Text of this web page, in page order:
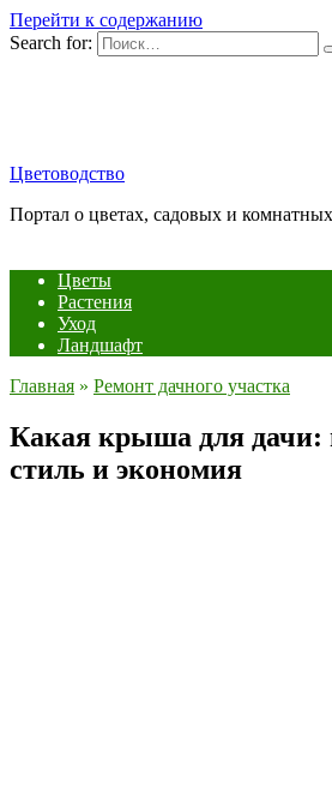
Перейти к содержанию
Search for:
Цветоводство
Портал о цветах, садовых и
Цветы
Растения
Уход
Ландшафт
Главная » Ремонт дачного участка
Какая крыша для дачи:
стиль и экономия